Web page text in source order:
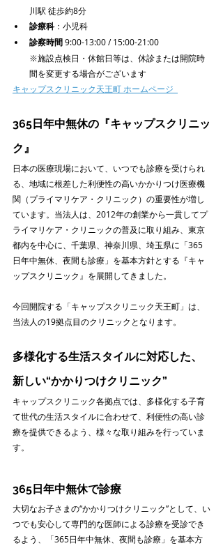
川駅 徒歩約8分
診療科：小児科
診察時間 9:00-13:00 / 15:00-21:00
※施設点検日・休館日等は、休診または開院時
間を変更する場合がございます
キャップスクリニック天王町 ホームページ
365日年中無休の『キャップスクリニッ
ク』
日本の医療現場において、いつでも診療を受けられ
る、地域に根差した利便性の高いかかりつけ医療機
関（プライマリケア・クリニック）の重要性が増し
ています。当法人は、2012年の創業から一貫してプ
ライマリケア・クリニックの普及に取り組み、東京
都内を中心に、千葉県、神奈川県、埼玉県に「365
日年中無休、夜間も診療」を基本方針とする『キャ
ップスクリニック』を展開してきました。
今回開院する「キャップスクリニック天王町」は、
当法人の19拠点目のクリニックとなります。
多様化する生活スタイルに対応した、
新しい“かかりつけクリニック”
キャップスクリニック各拠点では、多様化する子育
て世代の生活スタイルに合わせて、利便性の高い診
療を提供できるよう、様々な取り組みを行っていま
す。
365日年中無休で診療
大切なお子さまの“かかりつけクリニック”として、い
つでも安心して専門的な医師による診療を受診でき
るよう、「365日年中無休、夜間も診療」を基本方